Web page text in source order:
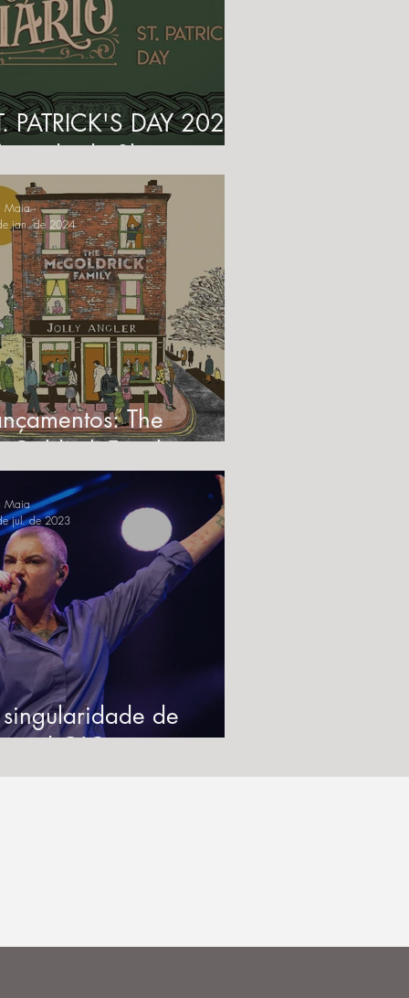
PATRICK'S DAY 2024
de Shows
The
Family -
for the Road"
Maia
jan. de 2024
de
O'Connor na
tradicional
Maia
jul. de 2023